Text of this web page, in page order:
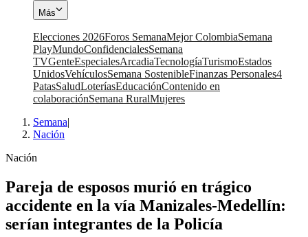
Más
Elecciones 2026Foros SemanaMejor ColombiaSemana
PlayMundoConfidencialesSemana
TVGenteEspecialesArcadiaTecnologíaTurismoEstados
UnidosVehículosSemana SostenibleFinanzas Personales4
PatasSaludLoteríasEducaciónContenido en
colaboraciónSemana RuralMujeres
Semana|
Nación
Nación
Pareja de esposos murió en trágico
accidente en la vía Manizales-Medellín:
serían integrantes de la Policía